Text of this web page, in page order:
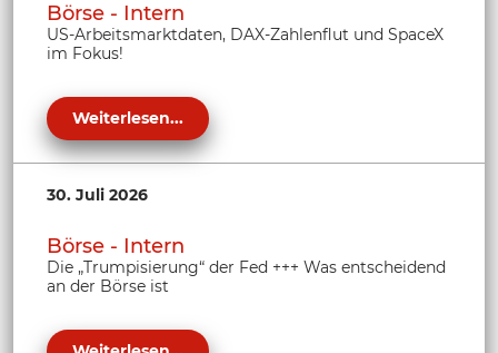
Börse - Intern
US-Arbeitsmarktdaten, DAX-Zahlenflut und SpaceX
im Fokus!
Weiterlesen...
30. Juli 2026
Börse - Intern
Die „Trumpisierung“ der Fed +++ Was entscheidend
an der Börse ist